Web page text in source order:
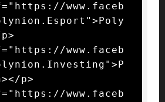
www.faceb
www.faceb
p>
www.faceb